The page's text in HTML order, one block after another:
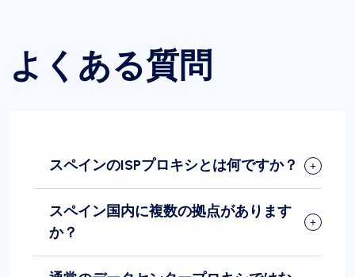
よくある質問
スペインのISPプロキシとは何ですか？
スペイン国内に複数の拠点があります
か？